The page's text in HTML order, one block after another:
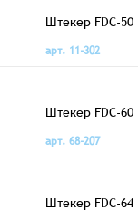
Штекер FDC-50
арт. 11-302
Штекер FDC-60
арт. 68-207
Штекер FDC-64